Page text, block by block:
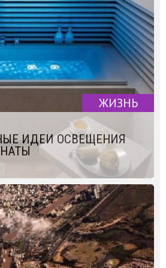
ЖИЗНЬ
ИДЕИ ОСВЕЩЕНИЯ